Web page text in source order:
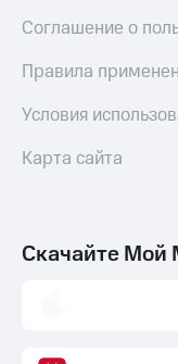
Соглашение о
Правила
Условия
Карта сайта
Скачайте Мой